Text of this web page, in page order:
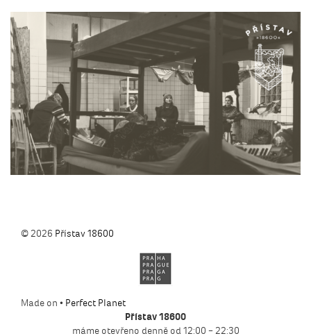
© 2026 Přístav 18600
Made on • Perfect Planet
Přístav 18600
máme otevřeno denně od 12:00 – 22:30